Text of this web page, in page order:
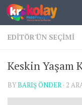
Skip to content
EDITÖR'ÜN SEÇIMI
Keskin Yaşam
BYBARIŞ ÖNDER · 2